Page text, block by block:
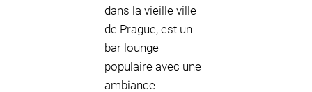
dans la vieille ville
de Prague, est un
bar lounge
populaire avec une
ambiance